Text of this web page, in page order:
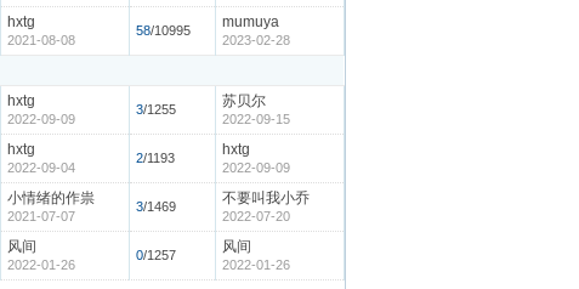
hxtg
2021-08-08
58/10995 mumuya
2023-02-28
hxtg
2022-09-09
3/1255 苏贝尔
2022-09-15
hxtg
2022-09-04
2/1193 hxtg
2022-09-09
小情绪的作祟
2021-07-07
3/1469 不要叫我小乔
2022-07-20
风间
2022-01-26
0/1257 风间
2022-01-26